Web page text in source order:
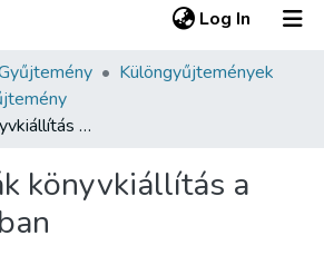
Log In (current)
Különgyűjtemények
Csehszlovák könyvkiállítás a Műcsarnokban
könyvkiállítás a